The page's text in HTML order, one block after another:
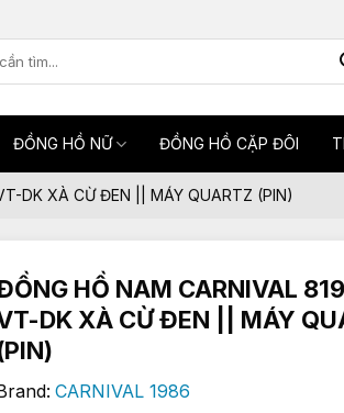
ĐỒNG HỒ NỮ ĐỒNG HỒ CẶP ĐÔI
DK XÀ CỪ ĐEN || MÁY QUARTZ (PIN)
HỒ NAM CARNIVAL
DK XÀ CỪ ĐEN || MÁY
CARNIVAL 1986